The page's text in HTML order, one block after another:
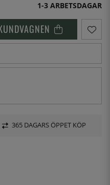
1-3 ARBETSDAGAR
365 DAGARS ÖPPET KÖP